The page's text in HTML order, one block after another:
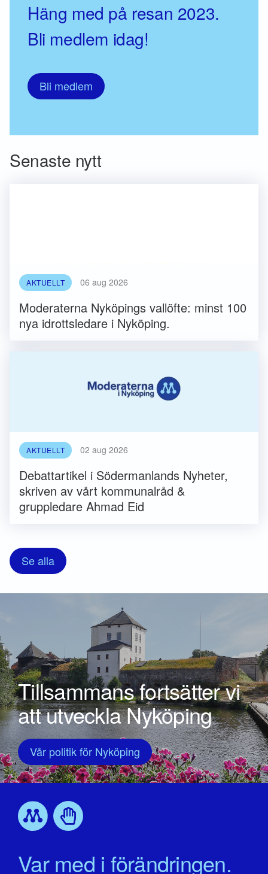
Häng med på resan 2023.
Bli medlem idag!
Bli medlem
Senaste nytt
AKTUELLT 06 aug 2026
Moderaterna Nyköpings vallöfte: minst 100
nya idrottsledare i Nyköping.
AKTUELLT 02 aug 2026
Debattartikel i Södermanlands Nyheter,
skriven av vårt kommunalråd &
gruppledare Ahmad Eid
Se alla
Tillsammans fortsätter vi
att utveckla Nyköping
Vår politik för Nyköping
Var med i förändringen.